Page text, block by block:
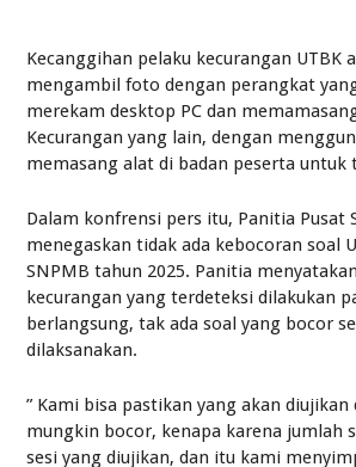
Kecanggihan pelaku kecurangan UTBK
mengambil foto dengan perangkat
merekam desktop PC dan
Kecurangan yang lain, dengan
memasang alat di badan peserta untuk
Dalam konfrensi pers itu, Panitia Pusat
menegaskan tidak ada kebocoran soal
SNPMB tahun 2025. Panitia
kecurangan yang terdeteksi dilakukan
berlangsung, tak ada soal yang bocor
dilaksanakan.
” Kami bisa pastikan yang akan diujikan
mungkin bocor, kenapa karena jumlah
sesi yang diujikan, dan itu kami